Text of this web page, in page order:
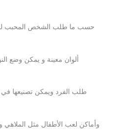
حسب ما طلب الشخص المحبب له
ألوان معينة و يمكن وضع
طلب الفرد ويمكن تصنيعها
وأماكن لعب الأطفال مثل الملاهي